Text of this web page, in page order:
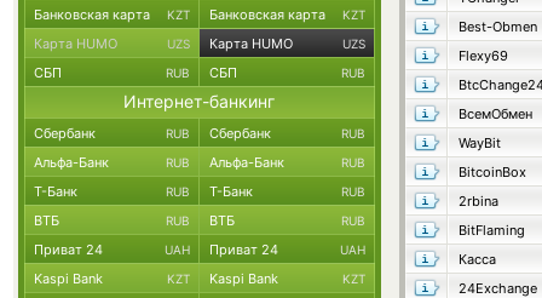
Best-Obmen
Flexy69
ВсемОбмен
WayBit
BitcoinBox
2rbina
BitFlaming
Касса
24Exchange
Банковская карта KZT Банковская карта KZT
Карта HUMO UZS Карта HUMO UZS
СБП RUB СБП RUB
Интернет-банкинг
Сбербанк RUB Сбербанк RUB
Альфа-Банк RUB Альфа-Банк RUB
Т-Банк RUB Т-Банк RUB
ВТБ RUB ВТБ RUB
Приват 24 UAH Приват 24 UAH
Kaspi Bank KZT Kaspi Bank KZT